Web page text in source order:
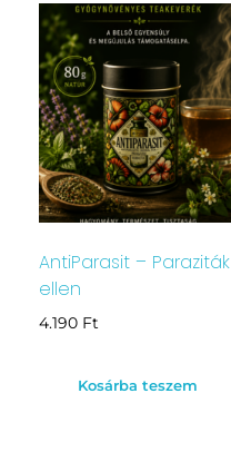
AntiParasit – Paraziták
ellen
4.190 Ft
Kosárba teszem